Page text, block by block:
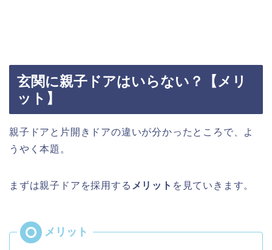
玄関に親子ドアはいらない？【メリ
ット】
親子ドアと片開きドアの違いが分かったところで、よ
うやく本題。
まずは親子ドアを採用する メリット を見ていきます。